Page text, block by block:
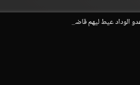
الوداد عيط ليهم قاضي التحقيق.. دابا حتى شي